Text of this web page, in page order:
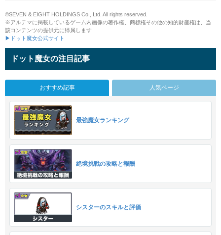
©SEVEN & EIGHT HOLDINGS Co., Ltd. All rights reserved.
※アルテマに掲載しているゲーム内画像の著作権、商標権その他の知的財産権は、当
該コンテンツの提供元に帰属します
▶ドット魔女公式サイト
ドット魔女の注目記事
おすすめ記事 人気ページ
最強魔女ランキング
絶境挑戦の攻略と報酬
シスターのスキルと評価